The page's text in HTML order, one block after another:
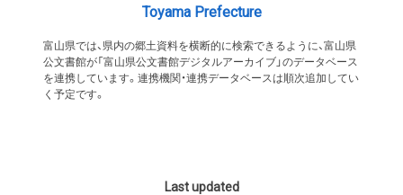
Toyama Prefecture
富山県では、県内の郷土資料を横断的に検索できるように、富山県
公文書館が「富山県公文書館デジタルアーカイブ」のデータベース
を連携しています。連携機関・連携データベースは順次追加してい
く予定です。
Last updated